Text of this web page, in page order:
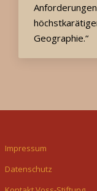
Geographie.“
Impressum
Datenschutz